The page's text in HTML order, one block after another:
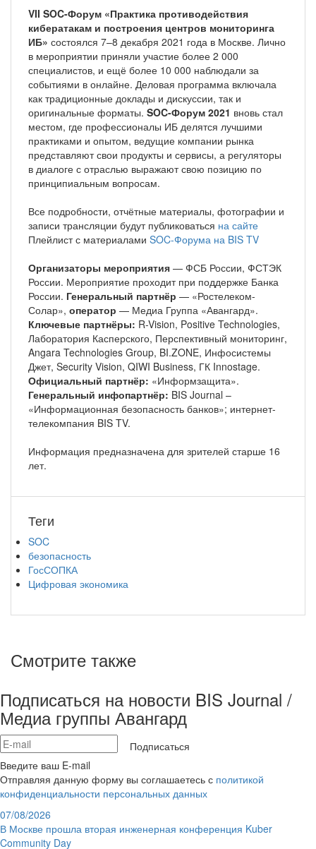
VII SOC-Форум «Практика противодействия
кибератакам и построения центров мониторинга
ИБ» состоялся 7–8 декабря 2021 года в Москве. Лично
в мероприятии приняли участие более 2 000
специалистов, и ещё более 10 000 наблюдали за
событиями в онлайне. Деловая программа включала
как традиционные доклады и дискуссии, так и
оригинальные форматы. SOC-Форум 2021 вновь стал
местом, где профессионалы ИБ делятся лучшими
практиками и опытом, ведущие компании рынка
представляют свои продукты и сервисы, а регуляторы
в диалоге с отраслью выражают свою позицию по
принципиальным вопросам.
Все подробности, отчётные материалы, фотографии и
записи трансляции будут публиковаться на сайте
Плейлист с материалами SOC-Форума на BIS TV
Организаторы мероприятия — ФСБ России, ФСТЭК
России. Мероприятие проходит при поддержке Банка
России. Генеральный партнёр — «Ростелеком-
Солар», оператор — Медиа Группа «Авангард».
Ключевые партнёры: R-Vision, Positive Technologies,
Лаборатория Касперского, Перспективный мониторинг,
Angara Technologies Group, BI.ZONE, Инфосистемы
Джет, Security Vision, QIWI Business, ГК Innostage.
Официальный партнёр: «Информзащита».
Генеральный инфопартнёр: BIS Journal –
«Информационная безопасность банков»; интернет-
телекомпания BIS TV.
Информация предназначена для зрителей старше 16
лет.
Теги
SOC
безопасность
ГосСОПКА
Цифровая экономика
Смотрите также
Подписаться на новости BIS Journal /
Медиа группы Авангард
Подписаться
Введите ваш E-mail
Отправляя данную форму вы соглашаетесь с политикой
конфиденциальности персональных данных
07/08/2026
В Москве прошла вторая инженерная конференция Kuber
Community Day